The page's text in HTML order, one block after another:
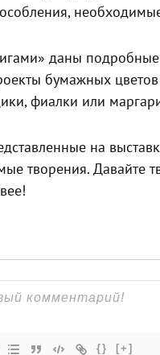
даны подробные
бумажных
фиалки или
на
творения. Давайте
{} [+]